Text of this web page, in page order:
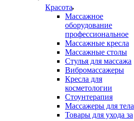
Красота
Массажное
оборудование
профессиональное
Массажные кресла
Массажные столы
Стулья для массажа
Вибромассажеры
Кресла для
косметологии
Стоунтерапия
Массажеры для тела
Товары для ухода за